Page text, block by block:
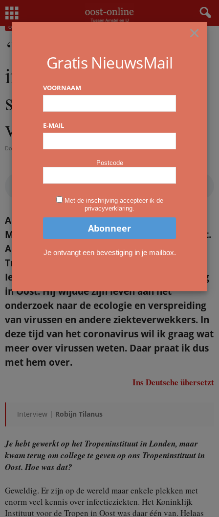
Home ‘Virussen zijn net inbrekers. Je moet ze staande houden bij de voordeur’
OVERZICHT
‘Virussen zijn net
inbrekers. Je moet ze
staande houden bij de
voordeur’
Door - 6 oktober 2020
Arts, epidemioloog en emeritus hoogleraar
Menno Jan Bouma woonde jarenlang in Oost.
Als gastdocent gaf hij college op het
Tropeninstituut in Oost. Hij woont nu in
Ierland, maar komt nog graag en regelmatig
in Oost. Hij wijdde zijn leven aan het
onderzoek naar de ecologie en verspreiding
van virussen en andere ziekteverwekkers. In
deze tijd van het coronavirus wil ik graag wat
meer over virussen weten. Daar praat ik dus
met hem over.
Ins Deutsche übersetzt
Interview | Robijn Tilanus
Je hebt gewerkt op het Tropeninstituut in Londen, maar
kwam terug om college te geven op ons Tropeninstituut in
Oost. Hoe was dat?
Geweldig. Er zijn op de wereld maar enkele plekken met
enorm veel kennis over infectieziekten. Het Koninklijk
Instituut voor de Tropen in Oost was daar één van. Helaas
×
Gratis NieuwsMail
VOORNAAM
E-MAIL
Postcode
Met de inschrijving accepteer ik de
privacyverklaring.
Je ontvangt een bevestiging in je mailbox.